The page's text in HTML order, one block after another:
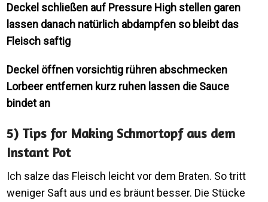
Deckel schließen auf Pressure High stellen garen
lassen danach natürlich abdampfen so bleibt das
Fleisch saftig
Deckel öffnen vorsichtig rühren abschmecken
Lorbeer entfernen kurz ruhen lassen die Sauce
bindet an
5) Tips for Making Schmortopf aus dem
Instant Pot
Ich salze das Fleisch leicht vor dem Braten. So tritt
weniger Saft aus und es bräunt besser. Die Stücke